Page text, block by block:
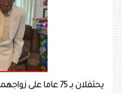
يحتفلان بـ 75 عاما على زواجهما